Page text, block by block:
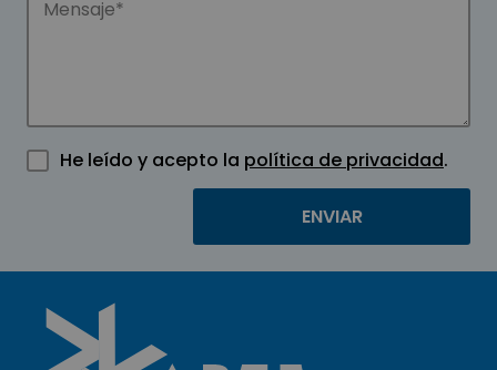
He leído y acepto la política de privacidad.